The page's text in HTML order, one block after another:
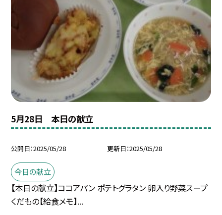
5月28日 本日の献立
公開日 2025/05/28 更新日 2025/05/28
今日の献立
【本日の献立】ココアパン ポテトグラタン 卵入り野菜スープ
くだもの【給食メモ】...